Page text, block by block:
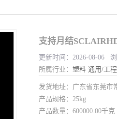
支持月结
更新时间：2026-08-06
所属行业： 塑料 通用/工
发货地址：广东省东莞市
产品规格：25kg
产品数量：600000.00千克